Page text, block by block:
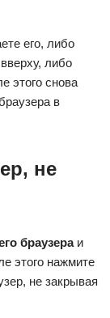
его, либо
либо
этого снова
в
не
браузераи
этого нажмите
не закрывая